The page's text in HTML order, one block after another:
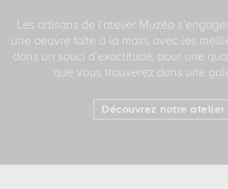
Les artisans de l'atelier Muzéo
une oeuvre faite à la main, avec les
dans un souci d'exactitude, pour une
que vous trouverez dans une
Découvrez notre atelier